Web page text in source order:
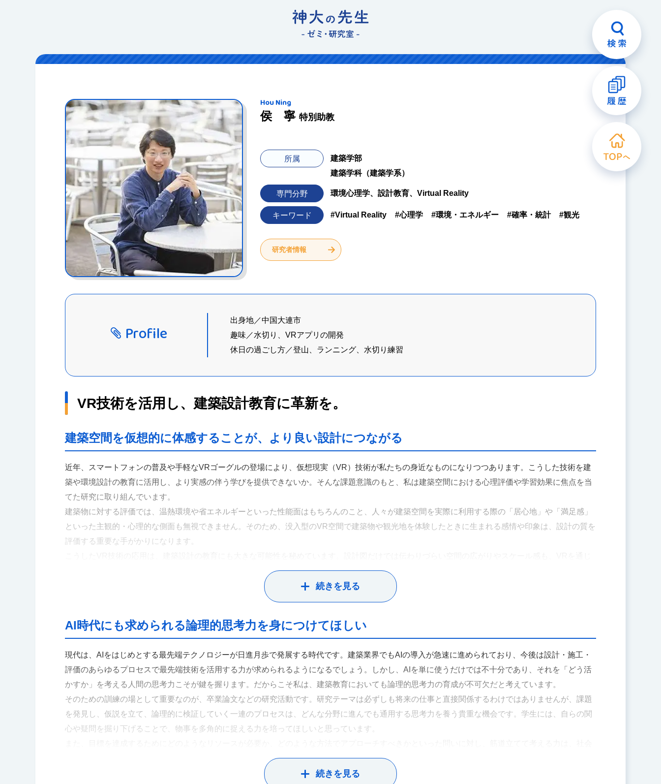
Hou Ning
侯 寧 特別助教
所属
建築学部
建築学科（建築学系）
専門分野 環境心理学、設計教育、Virtual Reality
キーワード #Virtual Reality #心理学 #環境・エネルギー #確率・統計 #観光
研究者情報
Profile
出身地／中国大連市
趣味／水切り、VRアプリの開発
休日の過ごし方／登山、ランニング、水切り練習
VR技術を活用し、建築設計教育に革新を。
建築空間を仮想的に体感することが、より良い設計につながる
近年、スマートフォンの普及や手軽なVRゴーグルの登場により、仮想現実（VR）技術が私たちの身近なものになりつつあります。こうした技術を建
築や環境設計の教育に活用し、より実感の伴う学びを提供できないか。そんな課題意識のもと、私は建築空間における心理評価や学習効果に焦点を当
てた研究に取り組んでいます。
建築物に対する評価では、温熱環境や省エネルギーといった性能面はもちろんのこと、人々が建築空間を実際に利用する際の「居心地」や「満足感」
といった主観的・心理的な側面も無視できません。そのため、没入型のVR空間で建築物や観光地を体験したときに生まれる感情や印象は、設計の質を
評価する重要な手がかりになります。
て体感することで理解が格段に深まります。学生が自ら設計した空間をVRで再現し、「思ったより狭い」「家具の大きさが合わない」といった気づき
を得ることができれば、図面上では見落とされがちな問題にも自発的に向き合えるようになります。こうしたプロセスが、より良い設計へとつながっ
により、授業での大規模な活用も現実的になります。将来的には教育現場でより本格的に導入できるよう、専用のアプリケーション開発にも取り組ん
例えば、一般的に「建築史」などの授業では、建築物の構法や特徴などの知識を、紙媒体の資料やスライドを使用して学習することが多く、学生が内
容を実感しづらいという課題があると思っています。こうした授業でも、VR技術を活用して歴史的建造物を仮想空間で体感できれば、空間やスケール
感への理解が深まるだけでなく、興味を持って学べるようになります。まるで旅行しながら学ぶような体験型の授業は、建築の本質に迫る実感を学生
にもたらすのではないかと期待しています。
続きを見る
AI時代にも求められる論理的思考力を身につけてほしい
現代は、AIをはじめとする最先端テクノロジーが日進月歩で発展する時代です。建築業界でもAIの導入が急速に進められており、今後は設計・施工・
評価のあらゆるプロセスで最先端技術を活用する力が求められるようになるでしょう。しかし、AIを単に使うだけでは不十分であり、それを「どう活
かすか」を考える人間の思考力こそが鍵を握ります。だからこそ私は、建築教育においても論理的思考力の育成が不可欠だと考えています。
そのための訓練の場として重要なのが、卒業論文などの研究活動です。研究テーマは必ずしも将来の仕事と直接関係するわけではありませんが、課題
を発見し、仮説を立て、論理的に検証していく一連のプロセスは、どんな分野に進んでも通用する思考力を養う貴重な機会です。学生には、自らの関
心や疑問を掘り下げることで、物事を多角的に捉える力を培ってほしいと思っています。
でチームとして働く場面でも役立ちます。大学の4年間を通じて、常に新しい技術・知識を積極的に学習・活用する姿勢を身につけ、ぜひ社会で通用
続きを見る